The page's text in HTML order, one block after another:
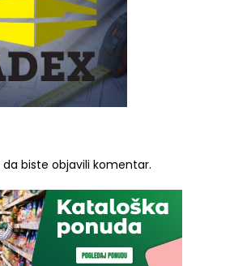
da biste objavili komentar.